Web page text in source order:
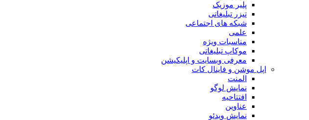
پلیر موزیک
تیزر تبلیغاتی
شبکه های اجتماعی
علمی
مناسبات ویژه
موکاپ تبلیغاتی
معرفی وبسایت و اپلیکیشن
اپل موشن و فاینال کات
المنت
نمایش لوگو
افتتاحیه
عناوین
نمایش ویدئو